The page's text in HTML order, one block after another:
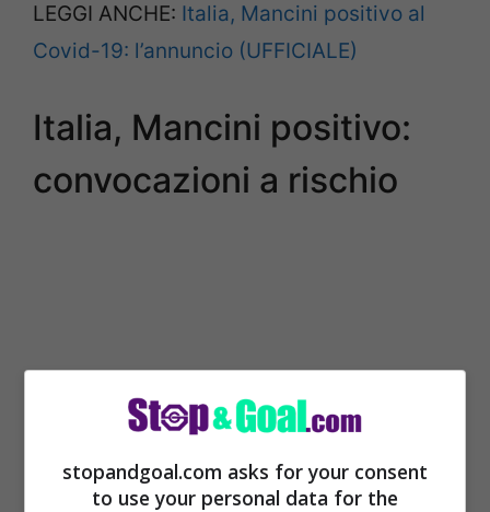
LEGGI ANCHE: Italia, Mancini positivo al
Covid-19: l’annuncio (UFFICIALE)
Italia, Mancini positivo:
convocazioni a rischio
stopandgoal.com asks for your consent
to use your personal data for the